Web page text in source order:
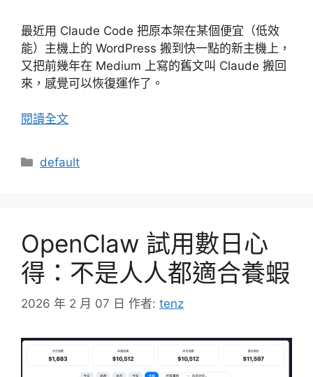
最近用 Claude Code 把原本架在某個便宜（低效
能）主機上的 WordPress 搬到快一點的新主機上，
又把前幾年在 Medium 上寫的舊文叫 Claude 搬回
來，感覺可以恢復運作了。
閱讀全文
分
default
OpenClaw 試用數日心
得：不是人人都適合養蝦
2026 年 2 月 07 日 作者: tenz